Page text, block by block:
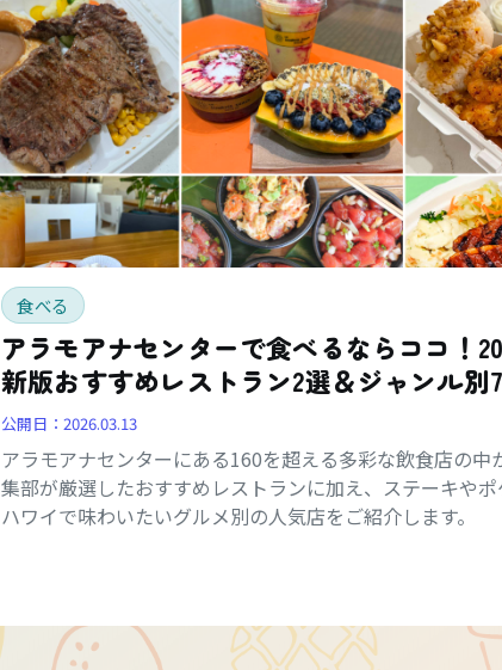
食べる
アラモアナセンターで食べるならココ！
新版おすすめレストラン2選＆ジャンル別
公開日： 2026.03.13
アラモアナセンターにある160を超える多彩な飲食店の中
集部が厳選したおすすめレストランに加え、ステーキや
ハワイで味わいたいグルメ別の人気店をご紹介します。